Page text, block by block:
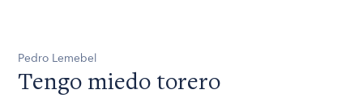
Pedro Lemebel
Tengo miedo torero